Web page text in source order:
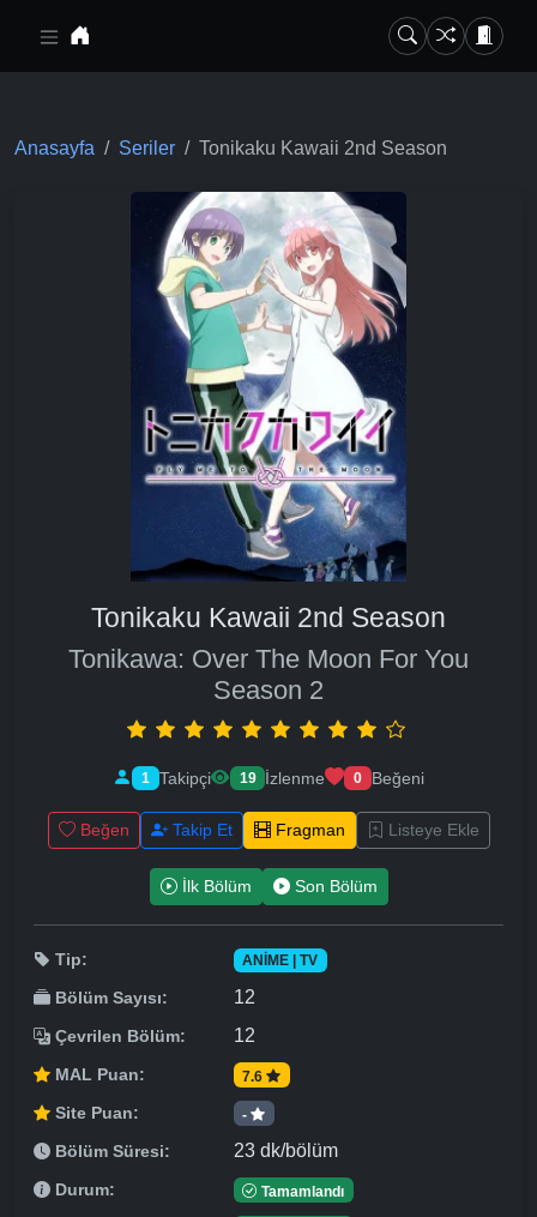
Anasayfa Seriler Tonikaku Kawaii 2nd Season
Tonikaku Kawaii 2nd Season
Tonikawa: Over The Moon For You
Season 2
1 Takipçi 19 İzlenme 0 Beğeni
Beğen Takip Et Fragman Listeye Ekle
İlk Bölüm Son Bölüm
Tip: ANIME | TV
Bölüm Sayısı: 12
Çevrilen Bölüm: 12
MAL Puan: 7.6
Site Puan: -
Bölüm Süresi: 23 dk/bölüm
Durum: Tamamlandı